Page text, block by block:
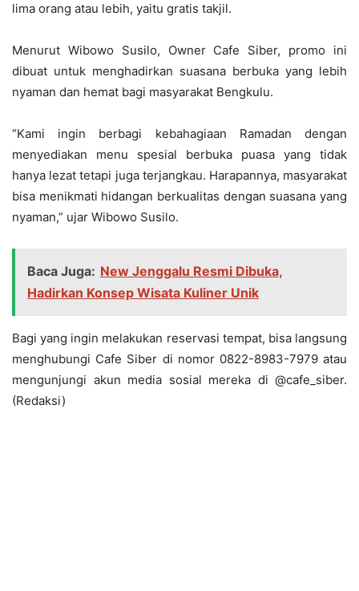
lima orang atau lebih, yaitu gratis takjil.
Menurut Wibowo Susilo, Owner Cafe Siber, promo ini
dibuat untuk menghadirkan suasana berbuka yang lebih
nyaman dan hemat bagi masyarakat Bengkulu.
“Kami ingin berbagi kebahagiaan Ramadan dengan
menyediakan menu spesial berbuka puasa yang tidak
hanya lezat tetapi juga terjangkau. Harapannya, masyarakat
bisa menikmati hidangan berkualitas dengan suasana yang
nyaman,” ujar Wibowo Susilo.
Baca Juga: New Jenggalu Resmi Dibuka,
Hadirkan Konsep Wisata Kuliner Unik
Bagi yang ingin melakukan reservasi tempat, bisa langsung
menghubungi Cafe Siber di nomor 0822-8983-7979 atau
mengunjungi akun media sosial mereka di @cafe_siber.
(Redaksi)